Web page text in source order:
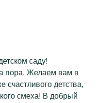
саду!
пора. Желаем вам в
счастливого детства,
смеха! В добрый